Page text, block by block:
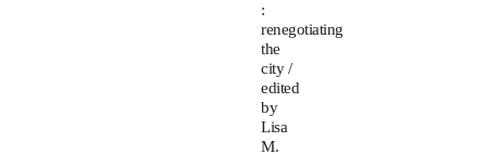
:
renegotiating
the
city /
edited
by
Lisa
M.